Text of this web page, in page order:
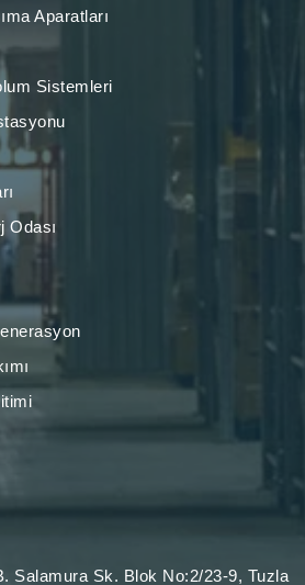
Aparatları
Sistemleri
Odası
Salamura Sk. Blok No:2/23-9, Tuzla